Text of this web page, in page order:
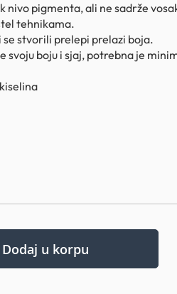
nivo pigmenta, ali ne sadrže
tehnikama.
se stvorili prelepi prelazi boja.
svoju boju i sjaj, potrebna je
Dodaj u korpu